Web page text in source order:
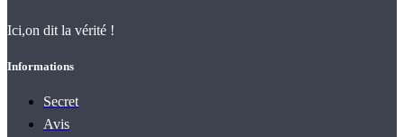
Ici,on dit la vérité !
Informations
Secret
Avis